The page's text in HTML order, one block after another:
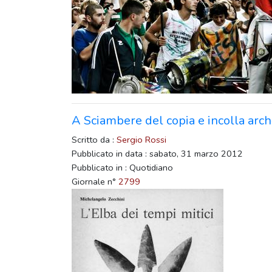
A Sciambere del copia e incolla
Scritto da : Sergio Rossi
Pubblicato in data : sabato, 31 marzo 2012
Pubblicato in : Quotidiano
Giornale n° 2799